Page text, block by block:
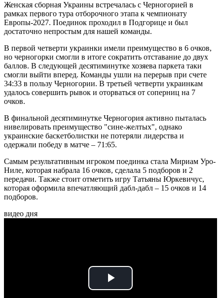
Женская сборная Украины встречалась с Черногорией в
рамках первого тура отборочного этапа к чемпионату
Европы-2027. Поединок проходил в Подгорице и был
достаточно непростым для нашей команды.
В первой четверти украинки имели преимущество в 6 очков,
но черногорки смогли в итоге сократить отставание до двух
баллов. В следующей десятиминутке хозяева паркета таки
смогли выйти вперед. Команды ушли на перерыв при счете
34:33 в пользу Черногории. В третьей четверти украинкам
удалось совершить рывок и оторваться от соперниц на 7
очков.
В финальной десятиминутке Черногория активно пыталась
нивелировать преимущество "сине-желтых", однако
украинские баскетболистки не потеряли лидерства и
одержали победу в матче – 71:65.
Самым результативным игроком поединка стала Мириам Уро-
Ниле, которая набрала 16 очков, сделала 5 подборов и 2
передачи. Также стоит отметить игру Татьяны Юркевичус,
которая оформила впечатляющий дабл-дабл – 15 очков и 14
подборов.
видео дня
Play